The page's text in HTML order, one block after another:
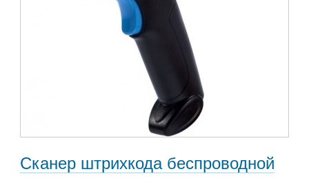
Сканер штрихкода беспроводной